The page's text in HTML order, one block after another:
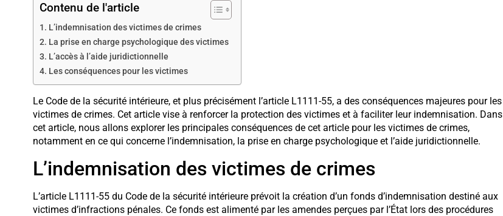
Contenu de l'article
L’indemnisation des victimes de crimes
La prise en charge psychologique des victimes
L’accès à l’aide juridictionnelle
Les conséquences pour les victimes
Le Code de la sécurité intérieure, et plus précisément l’article L1111-55, a des conséquences majeures pour les
victimes de crimes. Cet article vise à renforcer la protection des victimes et à faciliter leur indemnisation. Dans
cet article, nous allons explorer les principales conséquences de cet article pour les victimes de crimes,
notamment en ce qui concerne l’indemnisation, la prise en charge psychologique et l’aide juridictionnelle.
L’indemnisation des victimes de crimes
L’article L1111-55 du Code de la sécurité intérieure prévoit la création d’un fonds d’indemnisation destiné aux
victimes d’infractions pénales. Ce fonds est alimenté par les amendes perçues par l’État lors des procédures